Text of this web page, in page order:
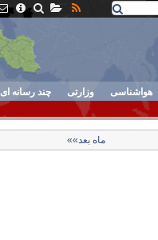
هواشناسی وزارتی چند رسانه ای
ماه بعد»»